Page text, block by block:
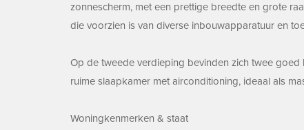
zonnescherm, met een prettige breedte en grote
die voorzien is van diverse inbouwapparatuur en
Op de tweede verdieping bevinden zich twee
ruime slaapkamer met airconditioning, ideaal als
Woningkenmerken & staat